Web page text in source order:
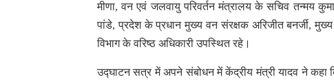
मीणा, वन एवं जलवायु परिवर्तन मंत्रालय के सचिव तन्मय
पांडे, प्रदेश के प्रधान मुख्य वन संरक्षक अरिजीत बनर्जी,
विभाग के वरिष्ठ अधिकारी उपस्थित रहे।
उद्घाटन सत्र में अपने संबोधन में केंद्रीय मंत्री यादव ने कहा